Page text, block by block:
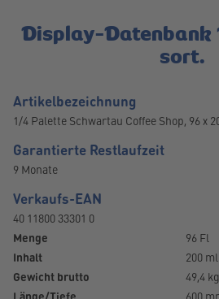
Display-Datenbank
sort.
Artikelbezeichnung
1/4 Palette Schwartau Coffee Shop, 96 x
Garantierte Restlaufzeit
9 Monate
Verkaufs-EAN
40 11800 33301 0
Menge
96 Fl
Inhalt
200 ml
Gewicht brutto
49,4 kg